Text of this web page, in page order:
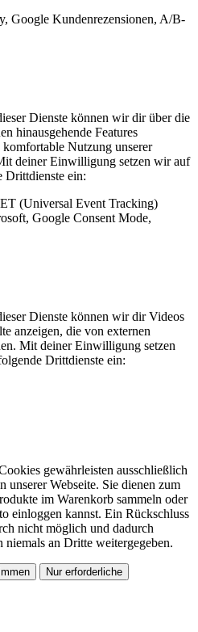
Google Kundenrezensionen, A/B-
Dienste können wir dir über die
hinausgehende Features
Nutzung unserer
deiner Einwilligung setzen wir auf
Drittdienste ein:
(Universal Event Tracking)
Google Consent Mode,
Dienste können wir dir Videos
anzeigen, die von externen
Mit deiner Einwilligung setzen
Drittdienste ein:
gewährleisten ausschließlich
unserer Webseite. Sie dienen zum
im Warenkorb sammeln oder
einloggen kannst. Ein Rückschluss
nicht möglich und dadurch
niemals an Dritte weitergegeben.
Nur erforderliche